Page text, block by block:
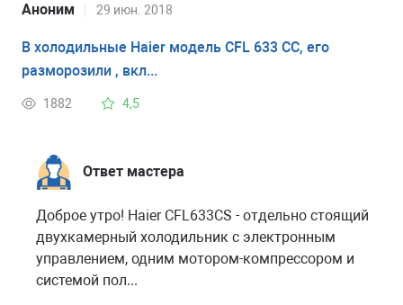
Аноним 29 июн. 2018
В холодильные Haier модель CFL 633 CC, его
разморозили , вкл...
1882 4,5
Ответ мастера
Доброе утро! Haier CFL633CS - отдельно стоящий
двухкамерный холодильник с электронным
управлением, одним мотором-компрессором и
системой пол...